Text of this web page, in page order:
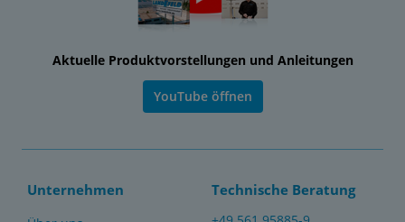
Aktuelle Produktvorstellungen und Anleitungen
YouTube öffnen
Unternehmen Technische Beratung